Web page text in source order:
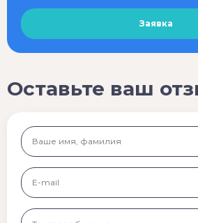
Оставьте ваш